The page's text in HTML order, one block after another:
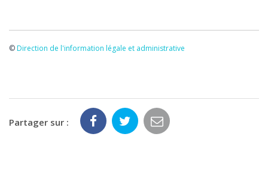
© Direction de l'information légale et administrative
Partager sur :